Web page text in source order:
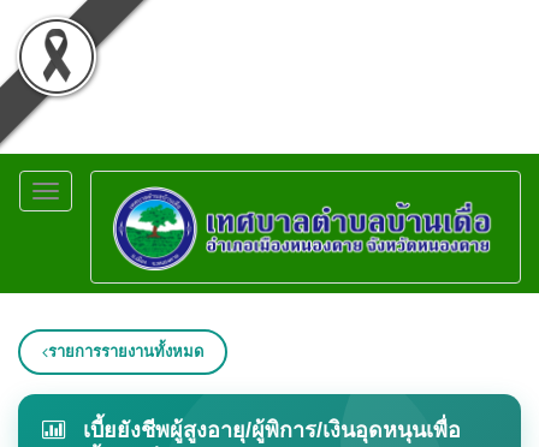
Toggle
navigation
รายการรายงานทั้งหมด
เบี้ยยังชีพผู้สูงอายุ/ผู้พิการ/เงินอุดหนุนเพื่อ